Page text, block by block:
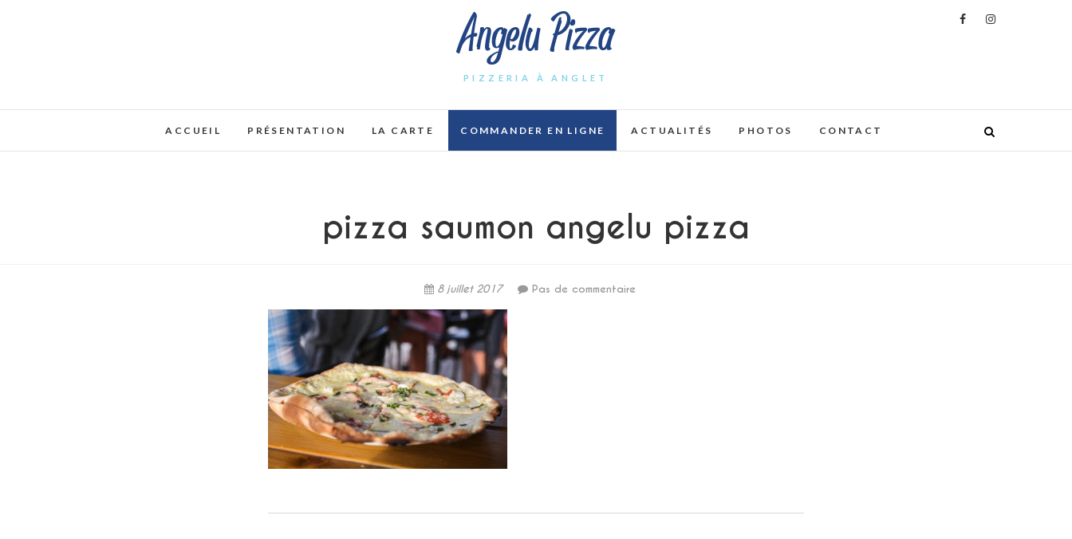
Angelu Pizza
PIZZERIA À ANGLET
ACCUEIL PRÉSENTATION LA CARTE COMMANDER EN LIGNE ACTUALITÉS PHOTOS CONTACT
pizza saumon angelu pizza
8 juillet 2017 Pas de commentaire